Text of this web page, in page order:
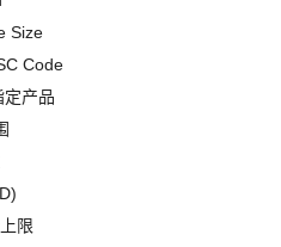
Size
Code
定产品
限